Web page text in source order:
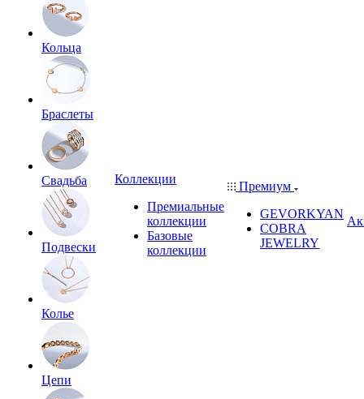
Кольца
Браслеты
Свадьба
Подвески
Колье
Цепи
Коллекции
Премиальные
коллекции
Базовые
коллекции
Премиум
GEVORKYAN
COBRA
JEWELRY